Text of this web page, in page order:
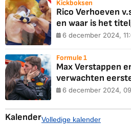
Kickboksen
Rico Verhoeven
en waar is het
6 december 2024,
Formule 1
Max Verstappen
verwachten
6 december 2024,
KalenderVolledige kalender